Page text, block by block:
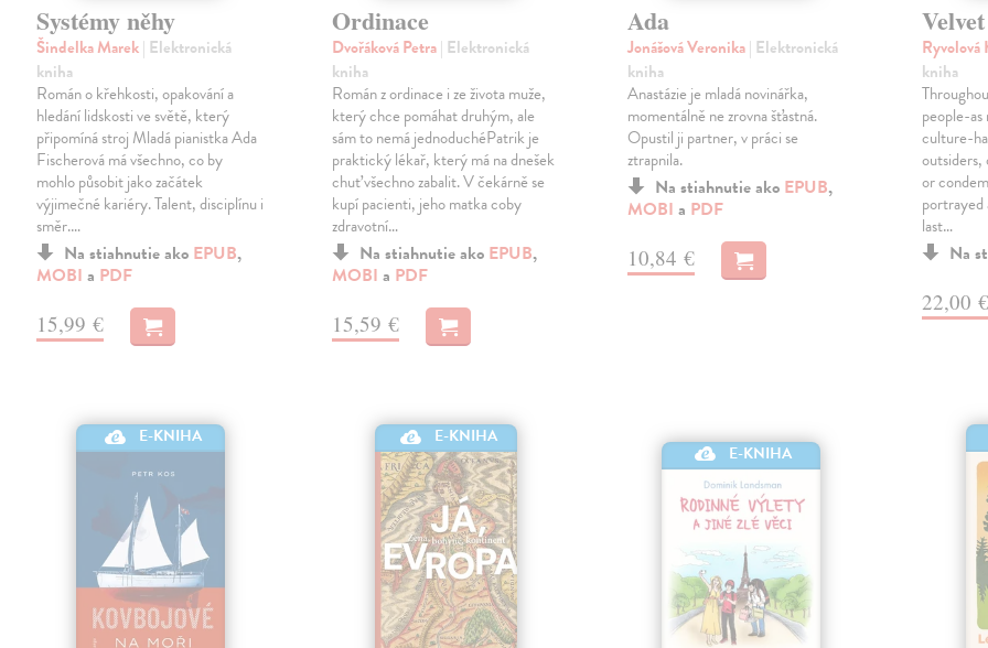
Systémy něhy
Šindelka Marek| Elektronická
kniha
Román o křehkosti, opakování a
hledání lidskosti ve světě, který
připomíná stroj Mladá pianistka Ada
Fischerová má všechno, co by
mohlo působit jako začátek
výjimečné kariéry. Talent, disciplínu i
směr.…
Na stiahnutie ako EPUB,
MOBI a PDF
15,99 €
Ordinace
Dvořáková Petra| Elektronická
kniha
Román z ordinace i ze života muže,
který chce pomáhat druhým, ale
sám to nemá jednoduchéPatrik je
praktický lékař, který má na dnešek
chuť všechno zabalit. V čekárně se
kupí pacienti, jeho matka coby
zdravotní…
Na stiahnutie ako EPUB,
MOBI a PDF
15,59 €
Ada
Jonášová Veronika| Elektronická
kniha
Anastázie je mladá novinářka,
momentálně ne zrovna šťastná.
Opustil ji partner, v práci se
ztrapnila.
Na stiahnutie ako EPUB,
MOBI a PDF
10,84 €
Ryvolová
kniha
people-
culture-
outsiders,
or
last…
Na
22,00 €
E-KNIHA E-KNIHA
E-KNIHA